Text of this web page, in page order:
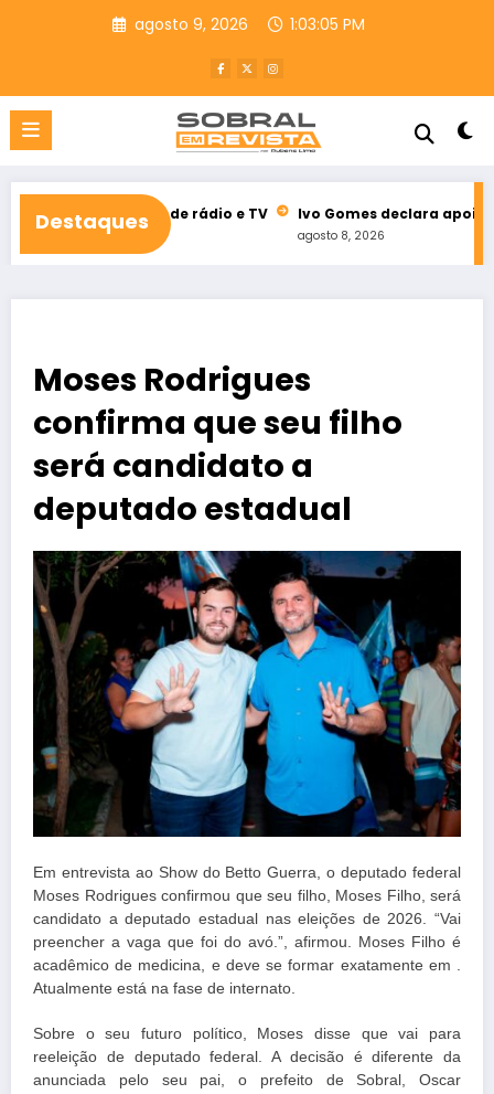
agosto 9, 2026 1:03:06 PM
Destaques
de rádio e TV Ivo Gomes declara apoio à reeleição
Moses Rodrigues
confirma que seu filho
será candidato a
deputado estadual
Em entrevista ao Show do Betto Guerra, o deputado federal
Moses Rodrigues confirmou que seu filho, Moses Filho, será
candidato a deputado estadual nas eleições de 2026. “Vai
preencher a vaga que foi do avó.”, afirmou. Moses Filho é
acadêmico de medicina, e deve se formar exatamente em .
Atualmente está na fase de internato.
Sobre o seu futuro político, Moses disse que vai para
reeleição de deputado federal. A decisão é diferente da
anunciada pelo seu pai, o prefeito de Sobral, Oscar